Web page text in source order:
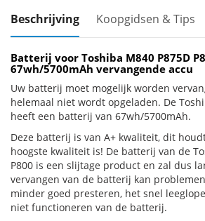
Beschrijving Koopgidsen & Tips
Batterij voor Toshiba M840 P875D
67wh/5700mAh vervangende accu
Uw batterij moet mogelijk worden
helemaal niet wordt opgeladen. De
heeft een batterij van 67wh/5700mAh.
Deze batterij is van A+ kwaliteit, dit
hoogste kwaliteit is! De batterij van de
P800 is een slijtage product en zal dus
vervangen van de batterij kan
minder goed presteren, het snel
niet functioneren van de batterij.